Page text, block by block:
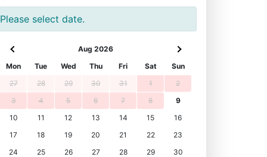
Please select date.
Aug 2026
Mon
Tue Wed Thu Fri Sat
Sun
27
28 29 30 31 1
2
3
4 5 6 7 8
9
10
11 12 13 14 15
16
17
18 19 20 21 22
23
24
25 26 27 28 29
30